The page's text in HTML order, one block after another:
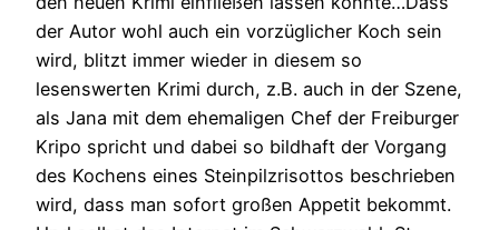
der Autor wohl auch ein vorzüglicher Koch sein
wird, blitzt immer wieder in diesem so
lesenswerten Krimi durch, z.B. auch in der Szene,
als Jana mit dem ehemaligen Chef der Freiburger
Kripo spricht und dabei so bildhaft der Vorgang
des Kochens eines Steinpilzrisottos beschrieben
wird, dass man sofort großen Appetit bekommt.